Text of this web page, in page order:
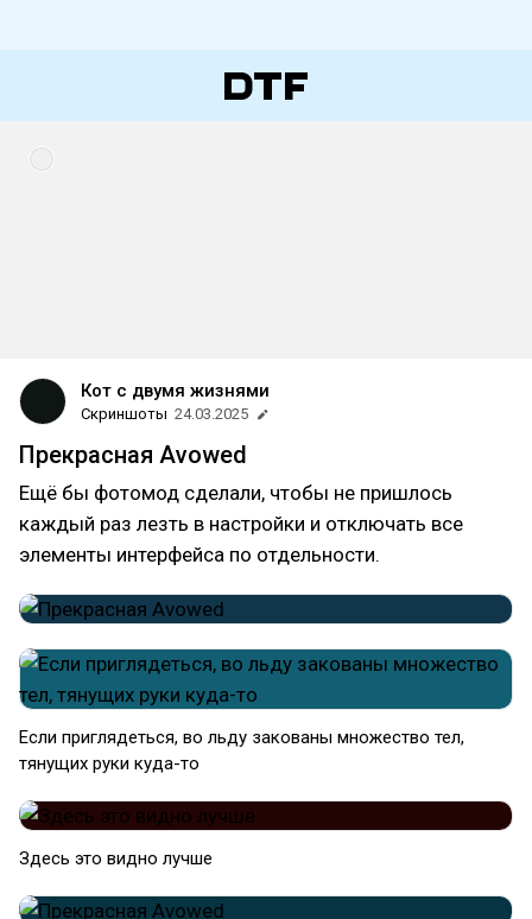
Кот с двумя жизнями
Скриншоты 24.03.2025
Прекрасная Avowed
Ещё бы фотомод сделали, чтобы не пришлось
каждый раз лезть в настройки и отключать все
элементы интерфейса по отдельности.
Если приглядеться, во льду закованы множество тел,
тянущих руки куда-то
Здесь это видно лучше